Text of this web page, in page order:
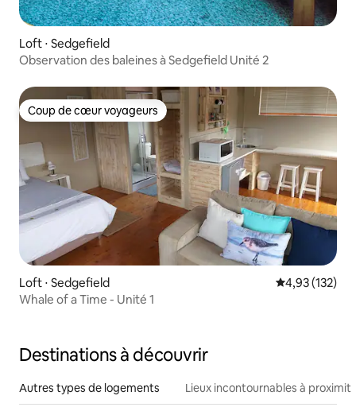
Loft ⋅ Sedgefield
Observation des baleines à Sedgefield Unité 2
Coup de cœur voyageurs
Coup de cœur voyageurs
Loft ⋅ Sedgefield Évaluation
4,93 (132)
Whale of a Time - Unité 1
Destinations à découvrir
Autres types de logements Lieux incontournables à